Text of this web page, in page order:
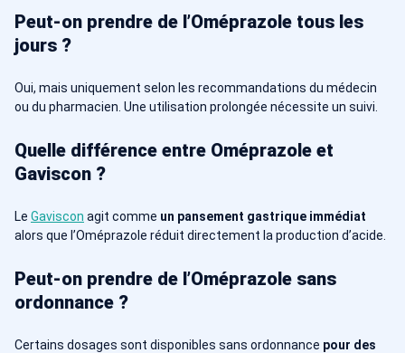
Peut-on prendre de l’Oméprazole tous les
jours ?
Oui, mais uniquement selon les recommandations du médecin
ou du pharmacien. Une utilisation prolongée nécessite un suivi.
Quelle différence entre Oméprazole et
Gaviscon ?
Le Gaviscon agit comme un pansement gastrique immédiat
alors que l’Oméprazole réduit directement la production d’acide.
Peut-on prendre de l’Oméprazole sans
ordonnance ?
Certains dosages sont disponibles sans ordonnance pour des